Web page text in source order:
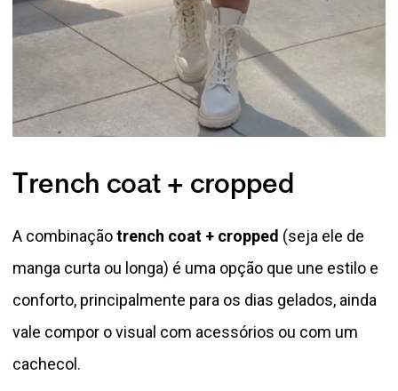
Trench coat + cropped
A combinaçãotrench coat + cropped (seja ele de
manga curta ou longa) é uma opção que une estilo e
conforto, principalmente para os dias gelados, ainda
vale compor o visual com acessórios ou com um
cachecol.